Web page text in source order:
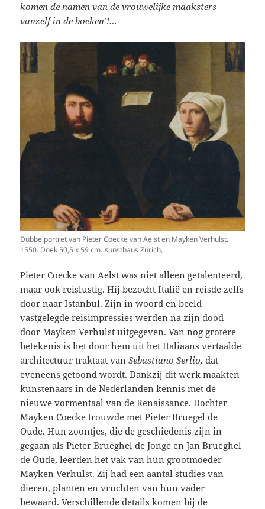
komen de namen van de vrouwelijke maaksters
vanzelf in de boeken’!…
Dubbelportret van Pieter Coecke van Aelst en Mayken Verhulst,
1550. Doek 50,5 x 59 cm. Kunsthaus Zürich,
Pieter Coecke van Aelst was niet alleen getalenteerd,
maar ook reislustig. Hij bezocht Italië en reisde zelfs
door naar Istanbul. Zijn in woord en beeld
vastgelegde reisimpressies werden na zijn dood
door Mayken Verhulst uitgegeven. Van nog grotere
betekenis is het door hem uit het Italiaans vertaalde
architectuur traktaat vanSebastiano Serlio,dat
eveneens getoond wordt. Dankzij dit werk maakten
kunstenaars in de Nederlanden kennis met de
nieuwe vormentaal van de Renaissance. Dochter
Mayken Coecke trouwde met Pieter Bruegel de
Oude. Hun zoontjes, die de geschiedenis zijn in
gegaan als Pieter Brueghel de Jonge en Jan Brueghel
de Oude, leerden het vak van hun grootmoeder
Mayken Verhulst. Zij had een aantal studies van
dieren, planten en vruchten van hun vader
bewaard. Verschillende details komen bij de